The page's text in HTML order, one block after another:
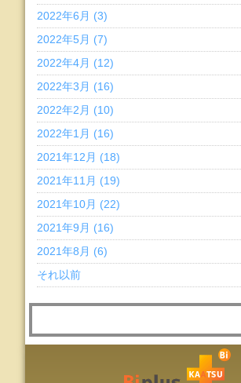
2022年6月 (3)
2022年5月 (7)
2022年4月 (12)
2022年3月 (16)
2022年2月 (10)
2022年1月 (16)
2021年12月 (18)
2021年11月 (19)
2021年10月 (22)
2021年9月 (16)
2021年8月 (6)
それ以前